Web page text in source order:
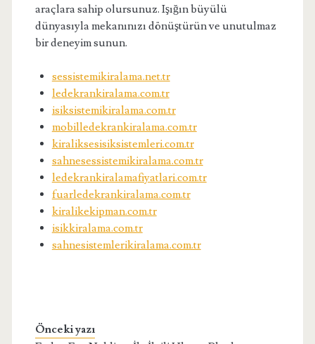
araçlara sahip olursunuz. Işığın büyülü
dünyasıyla mekanınızı dönüştürün ve unutulmaz
bir deneyim sunun.
sessistemikiralama.net.tr
ledekrankiralama.com.tr
isiksistemikiralama.com.tr
mobilledekrankiralama.com.tr
kiraliksesisiksistemleri.com.tr
sahnesessistemikiralama.com.tr
ledekrankiralamafiyatlari.com.tr
fuarledekrankiralama.com.tr
kiralikekipman.com.tr
isikkiralama.com.tr
sahnesistemlerikiralama.com.tr
Önceki yazı